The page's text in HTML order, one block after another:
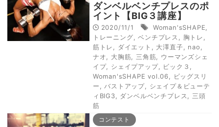
ダンベルベンチプレスのポ
イント【BIG３講座】
2020/11/1 Woman'sSHAPE
トレーニング ,ベンチプレス 胸トレ
筋トレ
ダイエット 大澤直子 nao
ナオ
大胸筋 三角筋
ウーマンズシェ
イプ, シェイプアップ, ビック３
Woman'sSHAPE vol.06
ビッグスリ
ー
バストアップ, シェイプ＆ビューテ
ィBIG3
ダンベルベンチプレス
三頭
筋
コンテスト